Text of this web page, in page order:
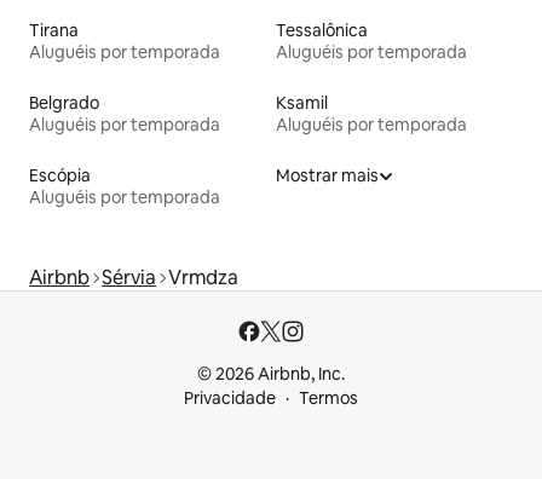
Tirana
Aluguéis por temporada
Tessalônica
Aluguéis por temporada
Belgrado
Aluguéis por temporada
Ksamil
Aluguéis por temporada
Escópia
Aluguéis por temporada
Mostrar mais
Airbnb Sérvia Vrmdza
© 2026 Airbnb, Inc.
Privacidade
Termos